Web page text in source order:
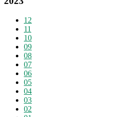
12
11
10
09
08
07
06
05
04
03
02